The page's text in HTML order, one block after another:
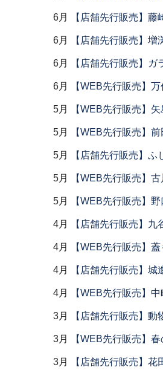
6月 【店舗先行販売】
6月 【店舗先行販売】増
6月 【店舗先行販売】ガ
6月 【WEB先行販売】
5月 【WEB先行販売】
5月 【WEB先行販売】
5月 【店舗先行販売】ふ
5月 【WEB先行販売】
5月 【WEB先行販売】
4月 【店舗先行販売】九
4月 【WEB先行販売】
4月 【店舗先行販売】城
4月 【WEB先行販売】
3月 【店舗先行販売】動
3月 【WEB先行販売】
3月 【店舗先行販売】